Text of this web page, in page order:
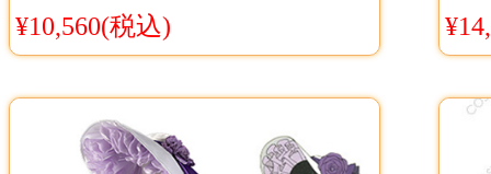
装 けもフレ ジェーン パーカ
ー
¥10,560(税込)
男